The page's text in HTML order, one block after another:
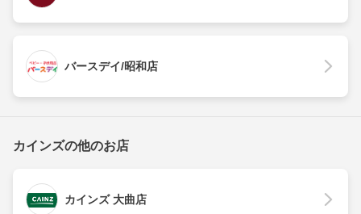
バースデイ/昭和店
カインズの他のお店
カインズ 大曲店